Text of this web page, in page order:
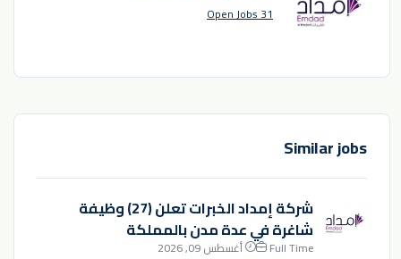
31 Open Jobs
Similar jobs
شركة إمداد الخبرات تعلن (27) وظيفة
شاغرة في عدة مدن بالمملكة
Full Time
أغسطس 09, 2026